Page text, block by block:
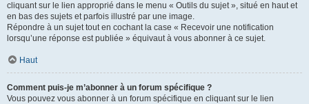
cliquant sur le lien approprié dans le menu « Outils du sujet », situé en haut et
en bas des sujets et parfois illustré par une image.
Répondre à un sujet tout en cochant la case « Recevoir une notification
lorsqu’une réponse est publiée » équivaut à vous abonner à ce sujet.
Haut
Comment puis-je m’abonner à un forum spécifique ?
Vous pouvez vous abonner à un forum spécifique en cliquant sur le lien